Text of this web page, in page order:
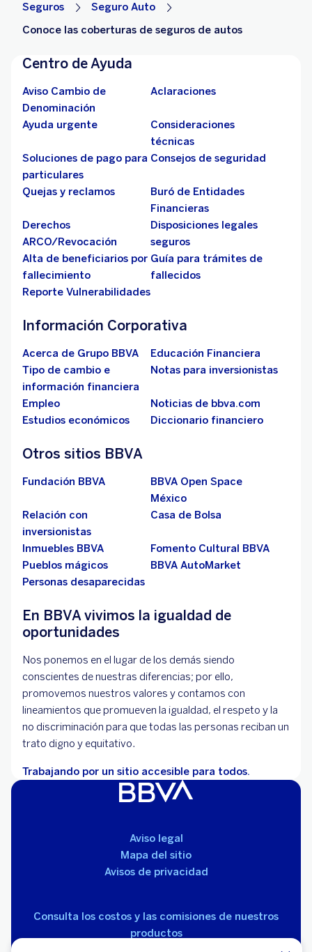
Seguros
Seguro Auto
Conoce las coberturas de seguros de autos
Centro de Ayuda
Aviso Cambio de
Denominación
Aclaraciones
Ayuda urgente
Consideraciones
técnicas
Soluciones de pago para
particulares
Consejos de seguridad
Quejas y reclamos
Buró de Entidades
Financieras
Derechos
ARCO/Revocación
Disposiciones legales
seguros
Alta de beneficiarios por
fallecimiento
Guía para trámites de
fallecidos
Reporte Vulnerabilidades
Información Corporativa
Acerca de Grupo BBVA
Educación Financiera
Tipo de cambio e
información financiera
Notas para inversionistas
Empleo
Noticias de bbva.com
Estudios económicos
Diccionario financiero
Otros sitios BBVA
Fundación BBVA
BBVA Open Space
México
Relación con
inversionistas
Casa de Bolsa
Inmuebles BBVA
Fomento Cultural BBVA
Pueblos mágicos
BBVA AutoMarket
Personas desaparecidas
En BBVA vivimos la igualdad de
oportunidades
Nos ponemos en el lugar de los demás siendo
conscientes de nuestras diferencias; por ello,
promovemos nuestros valores y contamos con
lineamientos que promueven la igualdad, el respeto y la
no discriminación para que todas las personas reciban un
trato digno y equitativo.
Trabajando por un sitio accesible para todos.
Aviso legal
Mapa del sitio
Avisos de privacidad
Consulta los costos y las comisiones de nuestros
productos